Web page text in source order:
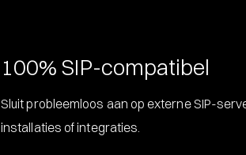
100% SIP-compatibel
Sluit probleemloos aan op externe SIP-
installaties of integraties.